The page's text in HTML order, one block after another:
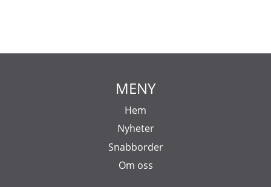
MENY
Hem
Nyheter
Snabborder
Om oss